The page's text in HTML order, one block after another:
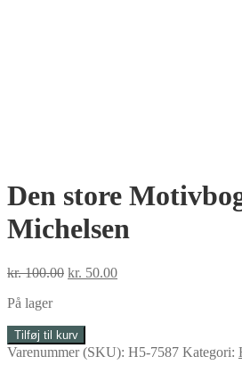
Den store
Michelsen
kr.100.00 Den
kr. 100.00.
kr. 50.00Den
På lager
Den
store
Tilføj til kurv
Varenummer (SKU): H5-7587 Kategori: